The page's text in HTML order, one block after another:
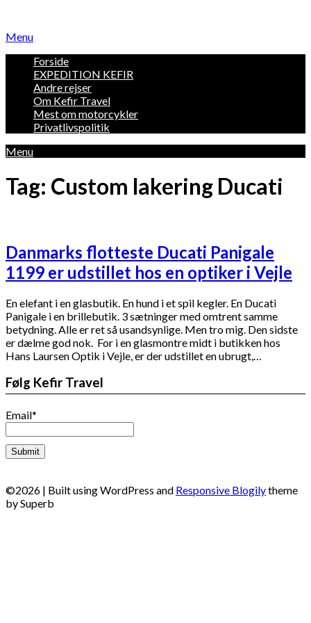
content
Menu
Forside
EXPEDITION KEFIR
Andre rejser
Om Kefir Travel
Mest om motorcykler
Privatlivspolitik
Menu
Tag: Custom lakering Ducati
Danmarks flotteste Ducati Panigale
1199 er udstillet hos en optiker i Vejle
En elefant i en glasbutik. En hund i et spil kegler. En Ducati
Panigale i en brillebutik. 3 sætninger med omtrent samme
betydning. Alle er ret så usandsynlige. Men tro mig. Den sidste
er dælme god nok. For i en glasmontre midt i butikken hos
Hans Laursen Optik i Vejle, er der udstillet en ubrugt,…
Følg Kefir Travel
Email*
©2026 | Built using WordPress and Responsive Blogilytheme
by Superb